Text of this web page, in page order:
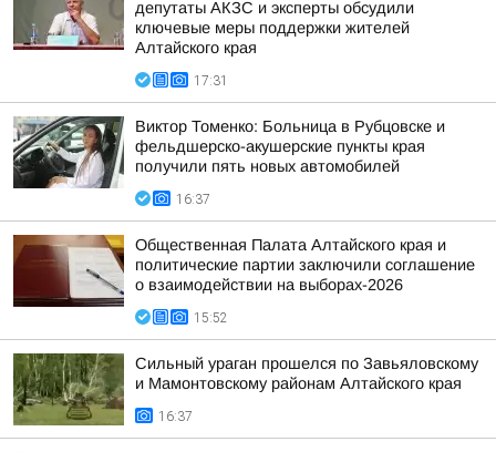
депутаты АКЗС и эксперты обсудили
ключевые меры поддержки жителей
Алтайского края
17:31
Виктор Томенко: Больница в Рубцовске и
фельдшерско-акушерские пункты края
получили пять новых автомобилей
16:37
Общественная Палата Алтайского края и
политические партии заключили соглашение
о взаимодействии на выборах-2026
15:52
Сильный ураган прошелся по Завьяловскому
и Мамонтовскому районам Алтайского края
16:37